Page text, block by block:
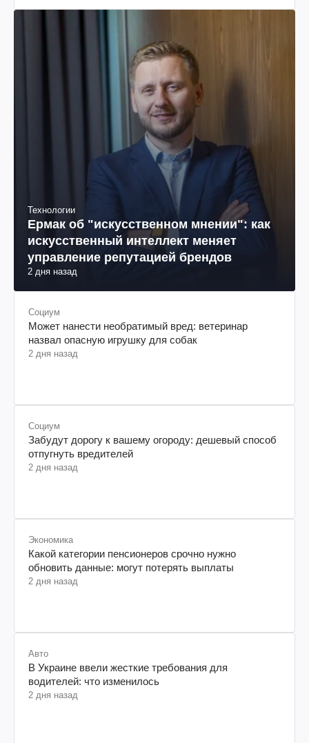
Суши-тирамису: такого вы еще не
Технологии
Ермак об "искусственном мнении": как
искусственный интеллект меняет
Социум
Может нанести необратимый вред: ветеринар
назвал опасную игрушку для собак
2 дня назад
Социум
Забудут дорогу к вашему огороду: дешевый способ
отпугнуть вредителей
2 дня назад
Экономика
Какой категории пенсионеров срочно нужно
обновить данные: могут потерять выплаты
2 дня назад